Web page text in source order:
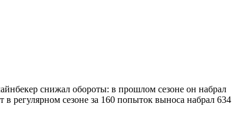
снижал обороты: в прошлом сезоне он набрал
регулярном сезоне за 160 попыток выноса набрал 634